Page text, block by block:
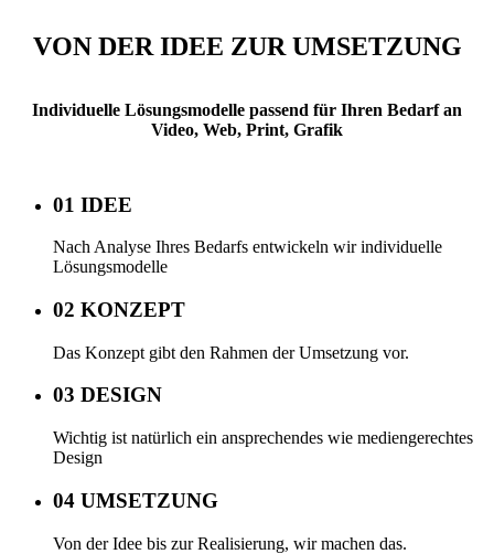
VON DER IDEE ZUR UMSETZUNG
Individuelle Lösungsmodelle passend für Ihren Bedarf an
Video, Web, Print, Grafik
01 IDEE
Nach Analyse Ihres Bedarfs entwickeln wir individuelle
Lösungsmodelle
02 KONZEPT
Das Konzept gibt den Rahmen der Umsetzung vor.
03 DESIGN
Wichtig ist natürlich ein ansprechendes wie mediengerechtes
Design
04 UMSETZUNG
Von der Idee bis zur Realisierung, wir machen das.